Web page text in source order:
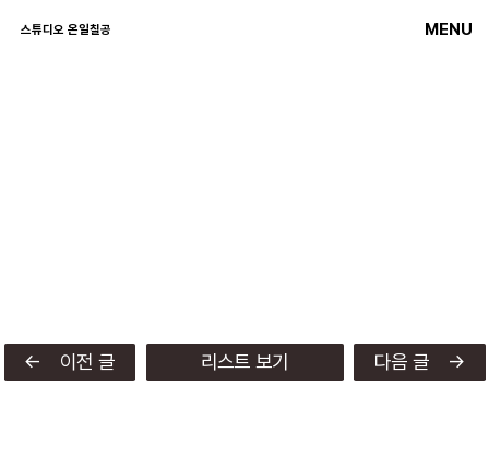
스튜디오 온일칠공 MENU
← 이전 글 리스트 보기 다음 글 →